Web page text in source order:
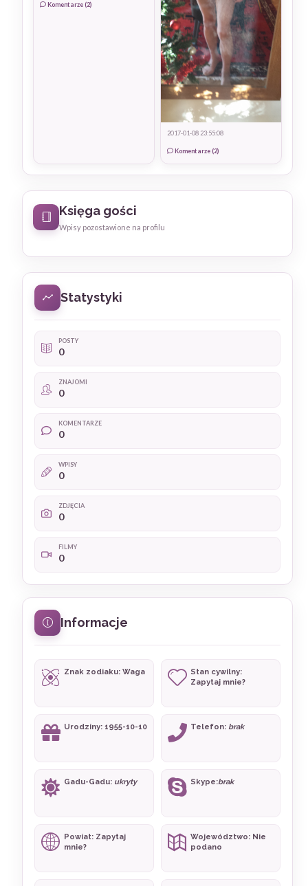
Komentarze (2)
2017-01-08 23:55:08
Komentarze (2)
Księga gości
Wpisy pozostawione na profilu
Statystyki
POSTY
0
ZNAJOMI
0
KOMENTARZE
0
WPISY
0
ZDJĘCIA
0
FILMY
0
Informacje
Znak zodiaku: Waga
Stan cywilny:
Zapytaj mnie?
Urodziny: 1955-10-10 Telefon: brak
Gadu-Gadu: ukryty Skype:brak
Powiat: Zapytaj
mnie?
Województwo: Nie
podano